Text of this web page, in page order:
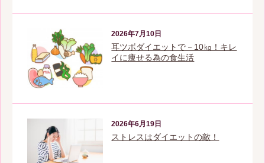
2026年7月10日
耳ツボダイエットで－10㎏！キレ
イに痩せる為の食生活
2026年6月19日
ストレスはダイエットの敵！